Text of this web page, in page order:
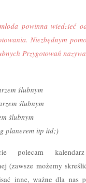
powinna wiedzieć
Niezbędnym
Przygotowań
ślubnym
ślubnym
ślubnym
planerem itp itd;)
polecam
(zawsze możemy
inne, ważne dla nas